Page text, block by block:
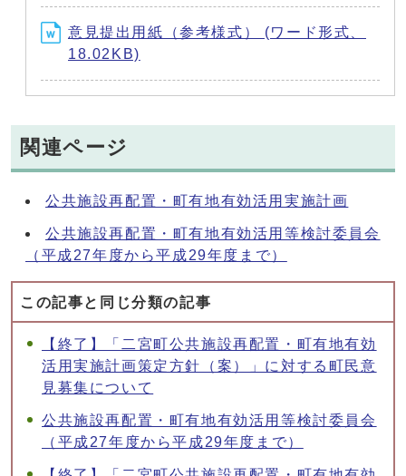
意見提出用紙（参考様式） (ワード形式、
18.02KB)
関連ページ
公共施設再配置・町有地有効活用実施計画
公共施設再配置・町有地有効活用等検討委員会
（平成27年度から平成29年度まで）
この記事と同じ分類の記事
【終了】「二宮町公共施設再配置・町有地有効
活用実施計画策定方針（案）」に対する町民意
見募集について
公共施設再配置・町有地有効活用等検討委員会
（平成27年度から平成29年度まで）